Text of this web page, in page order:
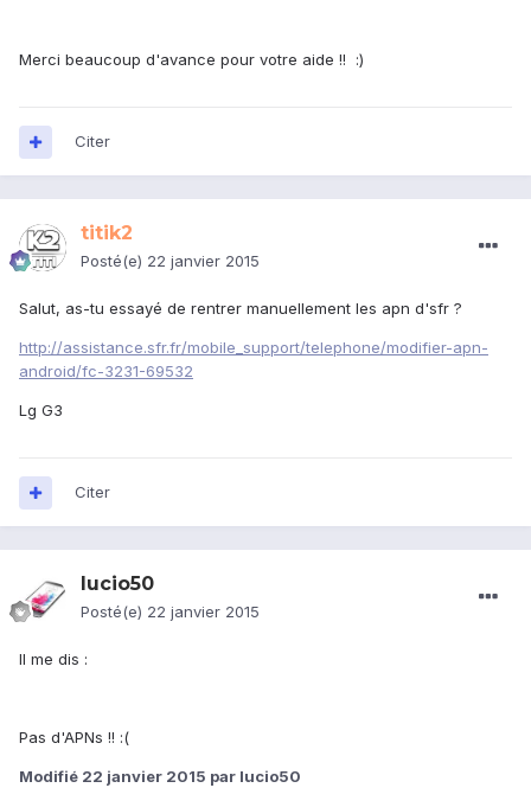
Merci beaucoup d'avance pour votre aide !! :)
Citer
titik2
Posté(e) 22 janvier 2015
Salut, as-tu essayé de rentrer manuellement les apn d'sfr ?
http://assistance.sfr.fr/mobile_support/telephone/modifier-apn-
android/fc-3231-69532
Lg G3
Citer
lucio50
Posté(e) 22 janvier 2015
Il me dis :
Pas d'APNs !! :(
Modifié 22 janvier 2015 par lucio50